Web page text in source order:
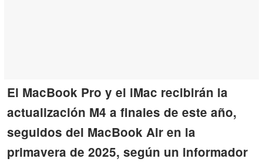
El MacBook Pro y el iMac recibirán la
actualización M4 a finales de este año,
seguidos del MacBook Air en la
primavera de 2025, según un informador